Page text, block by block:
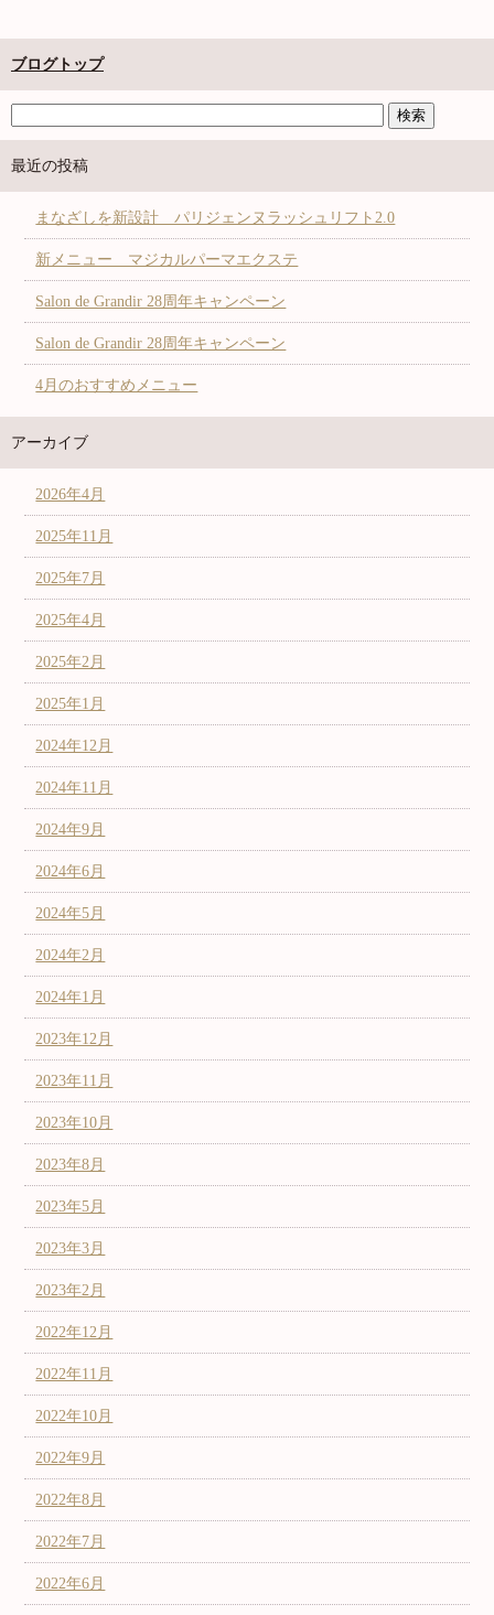
ブログトップ
最近の投稿
まなざしを新設計 パリジェンヌラッシュリフト2.0
新メニュー マジカルパーマエクステ
Salon de Grandir 28周年キャンペーン
Salon de Grandir 28周年キャンペーン
4月のおすすめメニュー
アーカイブ
2026年4月
2025年11月
2025年7月
2025年4月
2025年2月
2025年1月
2024年12月
2024年11月
2024年9月
2024年6月
2024年5月
2024年2月
2024年1月
2023年12月
2023年11月
2023年10月
2023年8月
2023年5月
2023年3月
2023年2月
2022年12月
2022年11月
2022年10月
2022年9月
2022年8月
2022年7月
2022年6月